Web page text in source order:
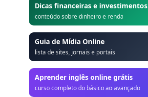
Dicas financeiras e investimentos
conteúdo sobre dinheiro e renda
Guia de Mídia Online
lista de sites, jornais e portais
Aprender inglês online grátis
curso completo do básico ao avançado